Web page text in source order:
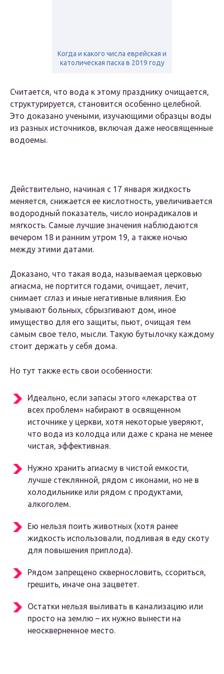
Когда и какого числа еврейская и
католическая пасха в 2019 году
Считается, что вода к этому празднику очищается,
структурируется, становится особенно целебной.
Это доказано учеными, изучающими образцы воды
из разных источников, включая даже неосвященные
водоемы.
Действительно, начиная с 17 января жидкость
меняется, снижается ее кислотность, увеличивается
водородный показатель, число ионрадикалов и
мягкость. Самые лучшие значения наблюдаются
вечером 18 и ранним утром 19, а также ночью
между этими датами.
Доказано, что такая вода, называемая церковью
агиасма, не портится годами, очищает, лечит,
снимает сглаз и иные негативные влияния. Ею
умывают больных, сбрызгивают дом, иное
имущество для его защиты, пьют, очищая тем
самым свое тело, мысли. Такую бутылочку каждому
стоит держать у себя дома.
Но тут также есть свои особенности:
Идеально, если запасы этого «лекарства от
всех проблем» набирают в освященном
источнике у церкви, хотя некоторые уверяют,
что вода из колодца или даже с крана не менее
чистая, эффективная.
Нужно хранить агиасму в чистой емкости,
лучше стеклянной, рядом с иконами, но не в
холодильнике или рядом с продуктами,
алкоголем.
Ею нельзя поить животных (хотя ранее
жидкость использовали, подливая в еду скоту
для повышения приплода).
Рядом запрещено сквернословить, ссориться,
грешить, иначе она зацветет.
Остатки нельзя выливать в канализацию или
просто на землю – их нужно вынести на
неоскверненное место.